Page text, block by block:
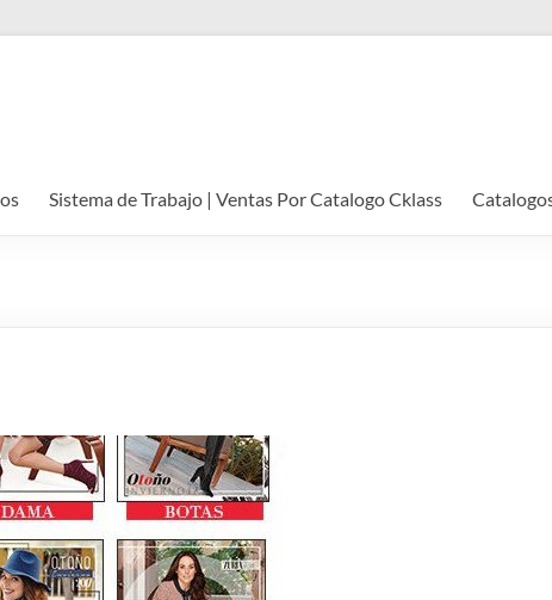
Sistema de Trabajo | Ventas Por Catalogo Cklass